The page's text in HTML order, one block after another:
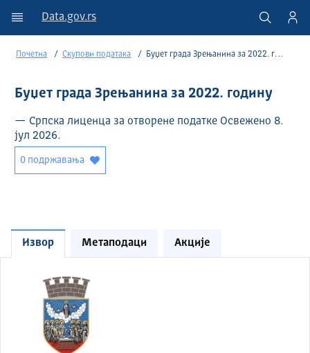
Data.gov.rs
Почетна Скупови података Буџет града Зрењанина за 2022. годину
Буџет града Зрењанина за 2022. годину
— Српска лиценца за отворене податке Освежено 8.
јул 2026.
0 подржавања
Извор Метаподаци Акције